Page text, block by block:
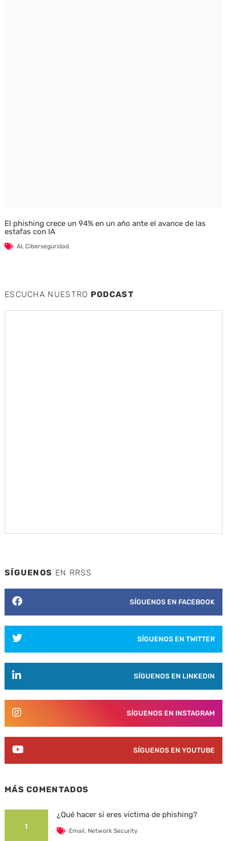
El phishing crece un 94% en un año ante el avance de las
estafas con IA
AI, Ciberseguridad
ESCUCHA NUESTRO PODCAST
SÍGUENOS EN RRSS
SÍGUENOS EN FACEBOOK
SÍGUENOS EN TWITTER
SÍGUENOS EN LINKEDIN
SÍGUENOS EN INSTAGRAM
SÍGUENOS EN YOUTUBE
MÁS COMENTADOS
1
¿Qué hacer si eres víctima de phishing?
Email, Network Security